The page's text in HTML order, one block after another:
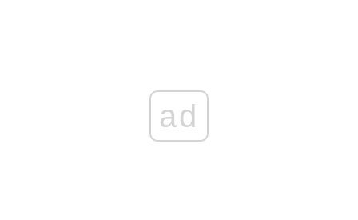
ad